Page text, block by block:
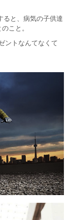
ると、病気の子供達
こと。
ントなんてなくて